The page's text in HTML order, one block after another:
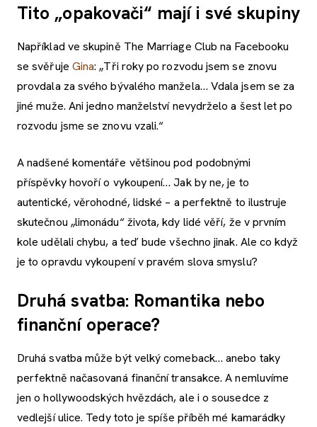
Tito „opakovači“ mají i své skupiny
Například ve skupině The Marriage Club na Facebooku
se svěřuje Gina: „Tři roky po rozvodu jsem se znovu
provdala za svého bývalého manžela… Vdala jsem se za
jiné muže. Ani jedno manželství nevydrželo a šest let po
rozvodu jsme se znovu vzali.“
A nadšené komentáře většinou pod podobnými
příspěvky hovoří o vykoupení… Jak by ne, je to
autentické, věrohodné, lidské – a perfektně to ilustruje
skutečnou „limonádu“ života, kdy lidé věří, že v prvním
kole udělali chybu, a teď bude všechno jinak. Ale co když
je to opravdu vykoupení v pravém slova smyslu?
Druhá svatba: Romantika nebo
finanční operace?
Druhá svatba může být velký comeback… anebo taky
perfektně načasovaná finanční transakce. A nemluvíme
jen o hollywoodských hvězdách, ale i o sousedce z
vedlejší ulice. Tedy toto je spíše příběh mé kamarádky